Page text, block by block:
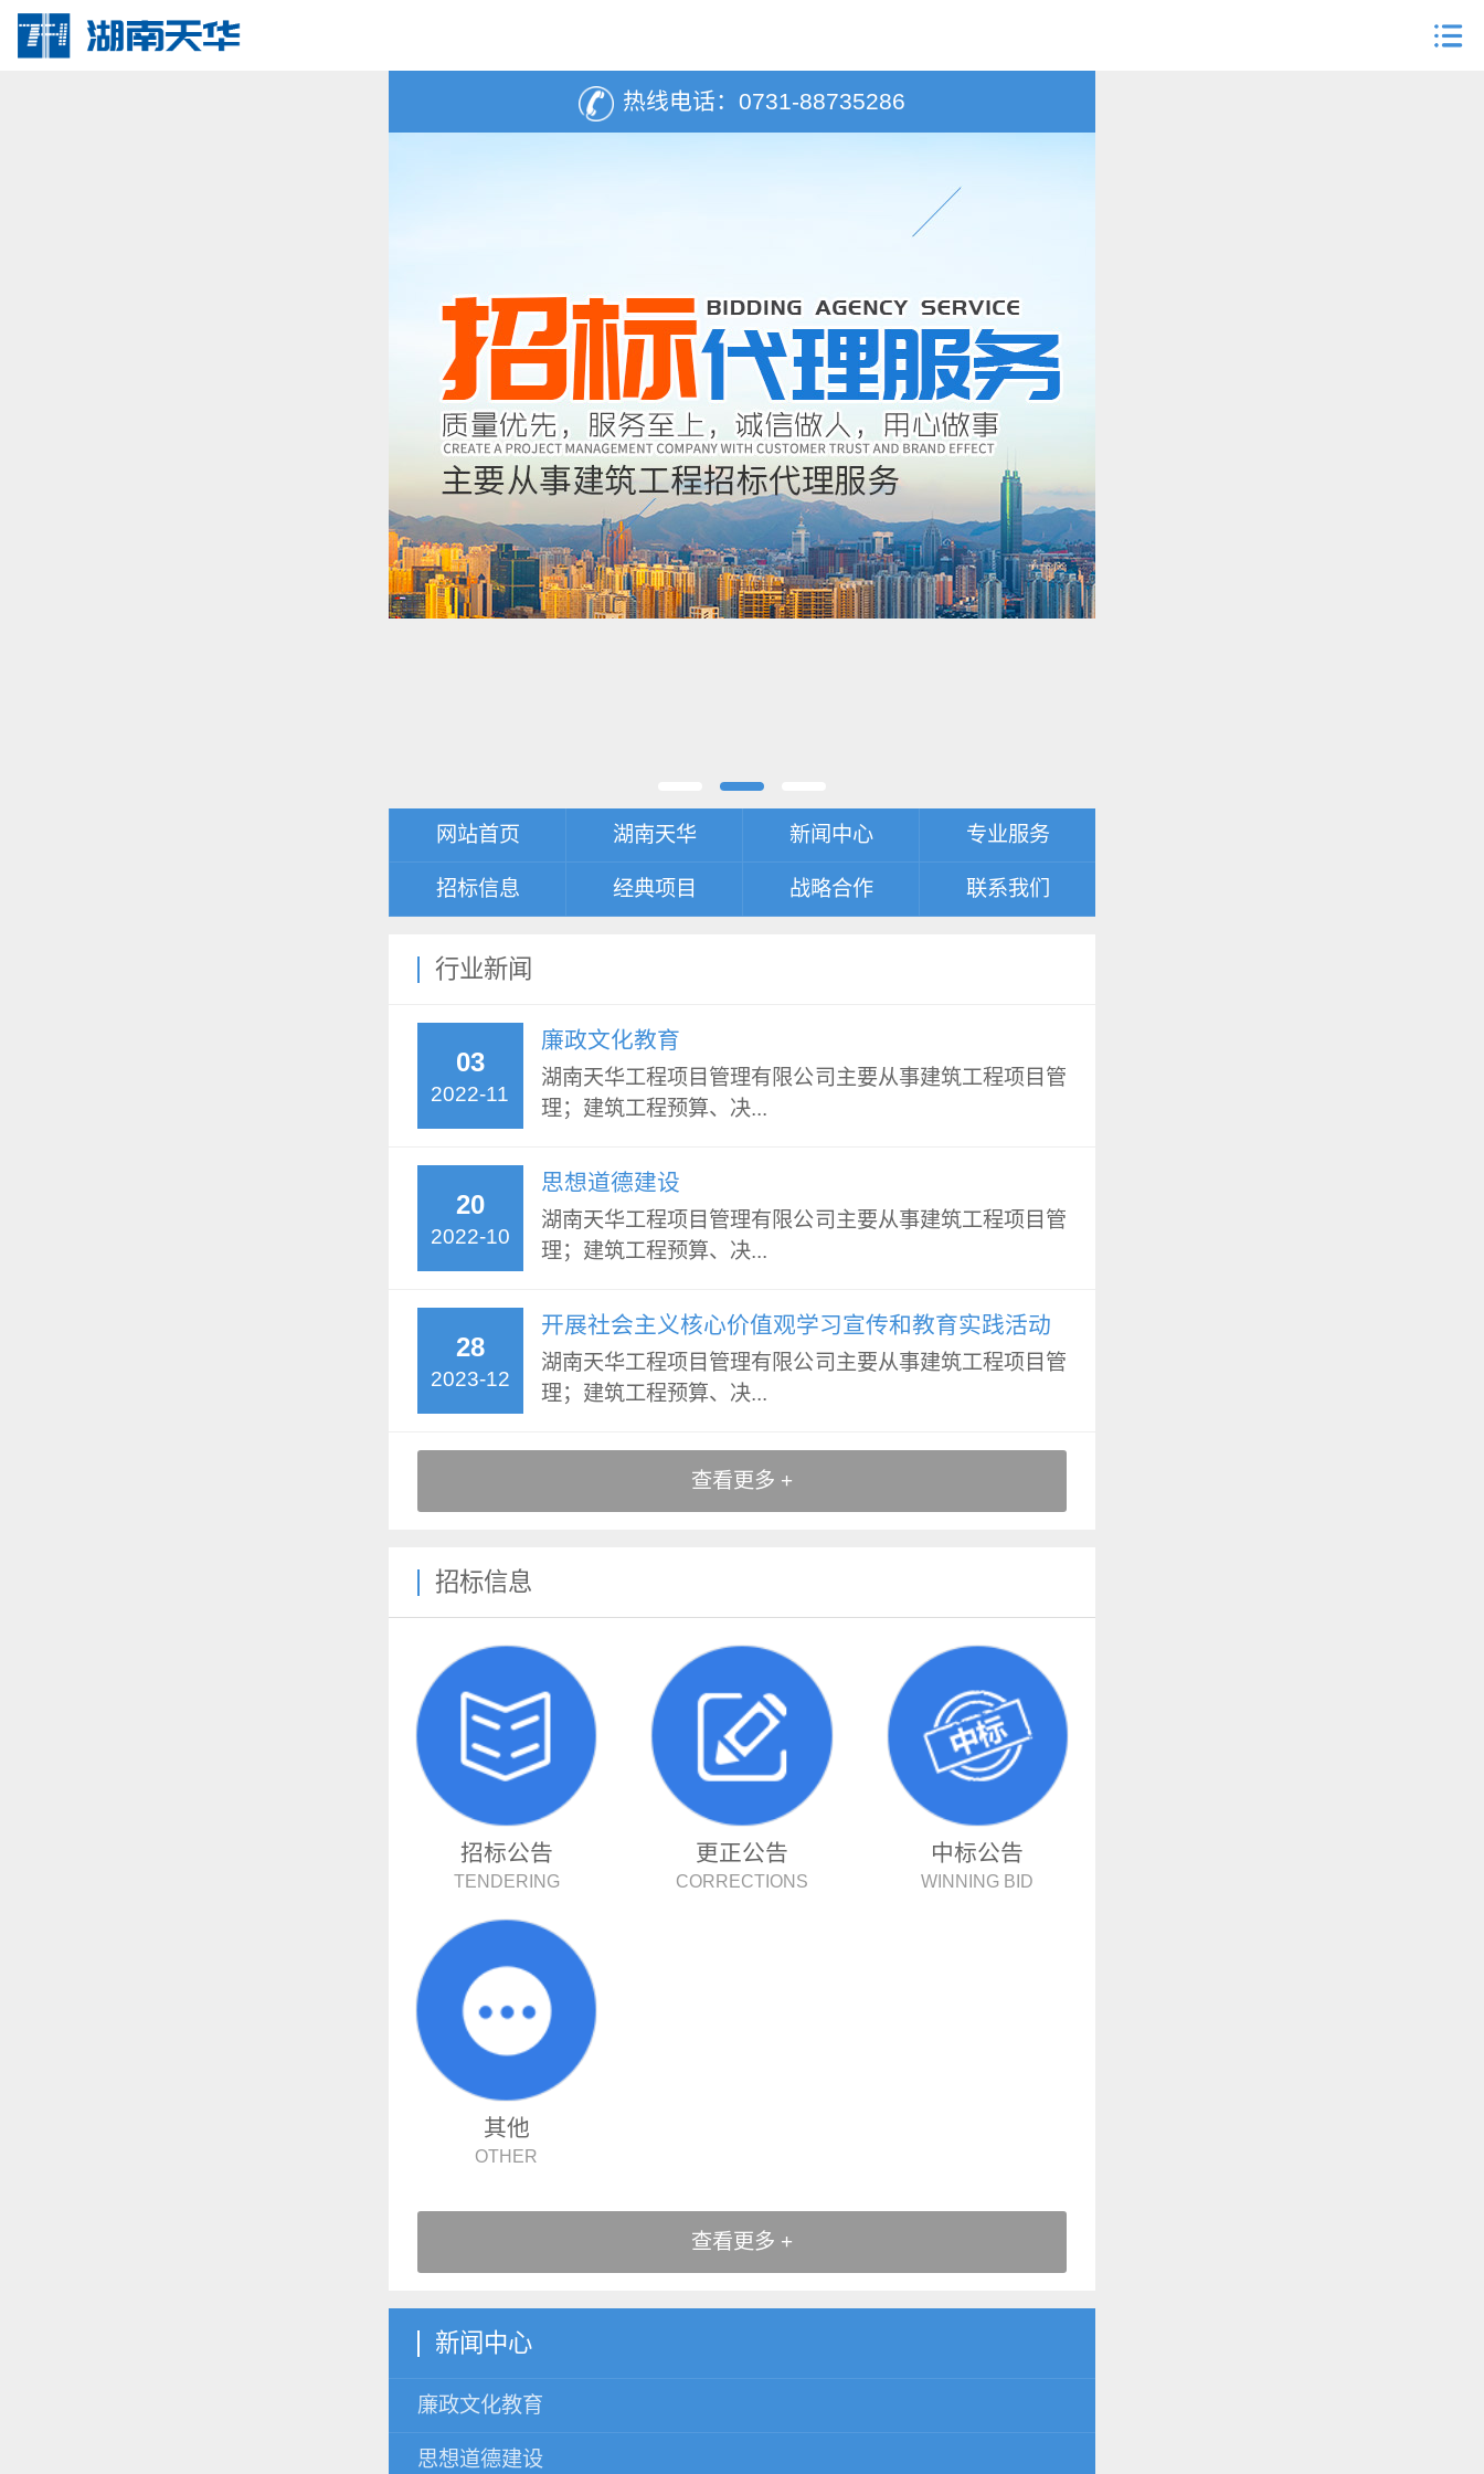
热线电话： 0731-88735286
网站首页 湖南天华 新闻中心 专业服务
招标信息 经典项目 战略合作 联系我们
行业新闻
03
2022-11
廉政文化教育
湖南天华工程项目管理有限公司主要从事建筑工程项目管
理；建筑工程预算、决...
20
2022-10
思想道德建设
湖南天华工程项目管理有限公司主要从事建筑工程项目管
理；建筑工程预算、决...
28
2023-12
开展社会主义核心价值观学习宣传和教育实践活动
湖南天华工程项目管理有限公司主要从事建筑工程项目管
理；建筑工程预算、决...
查看更多 +
招标信息
招标公告
TENDERING
更正公告
CORRECTIONS
中标公告
WINNING BID
其他
OTHER
查看更多 +
新闻中心
廉政文化教育
思想道德建设